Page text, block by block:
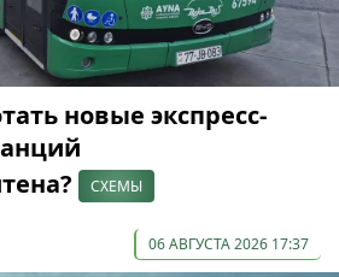
новые экспресс-
СХЕМЫ
06 АВГУСТА 2026 17:37